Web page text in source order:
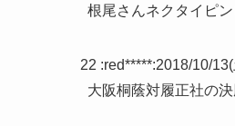
根尾さんネクタイピ
22 :red*****:2018/10/
大阪桐蔭対履正社の